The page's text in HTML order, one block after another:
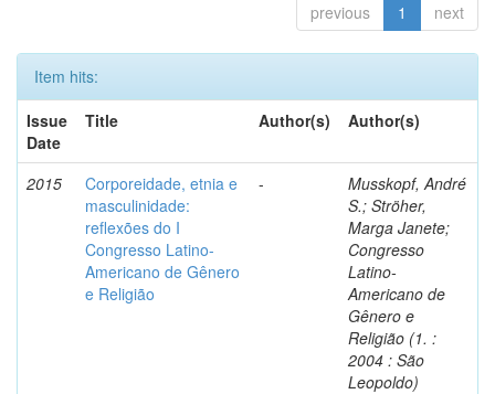
previous 1 next
Item hits:
Issue
Date
Title Author(s) Author(s)
2015
Corporeidade, etnia e
masculinidade:
reflexões do I
Congresso Latino-
Americano de Gênero
e Religião
-
Musskopf, André
S.; Ströher,
Marga Janete;
Congresso
Latino-
Americano de
Gênero e
Religião (1. :
2004 : São
Leopoldo)